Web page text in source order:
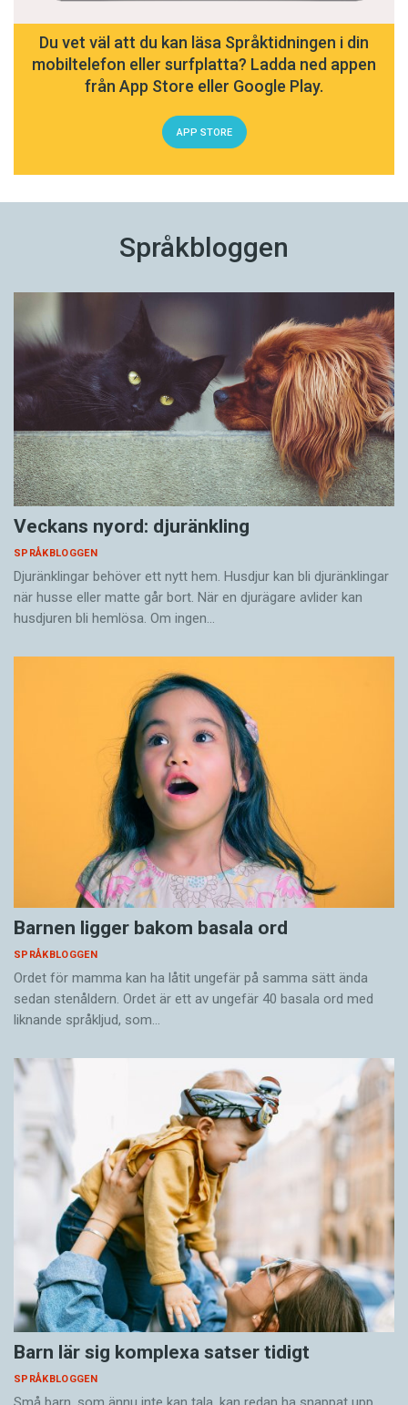
Du vet väl att du kan läsa Språktidningen i din
mobiltelefon eller surfplatta? Ladda ned appen
från App Store eller Google Play.
APP STORE
Språkbloggen
Veckans nyord: djuränkling
SPRÅKBLOGGEN
Djuränklingar behöver ett nytt hem. Husdjur kan bli djuränklingar
när husse eller matte går bort. När en djurägare avlider kan
husdjuren bli hemlösa. Om ingen…
Barnen ligger bakom basala ord
SPRÅKBLOGGEN
Ordet för mamma kan ha låtit ungefär på samma sätt ända
sedan stenåldern. Ordet är ett av ungefär 40 basala ord med
liknande språkljud, som…
Barn lär sig komplexa satser tidigt
SPRÅKBLOGGEN